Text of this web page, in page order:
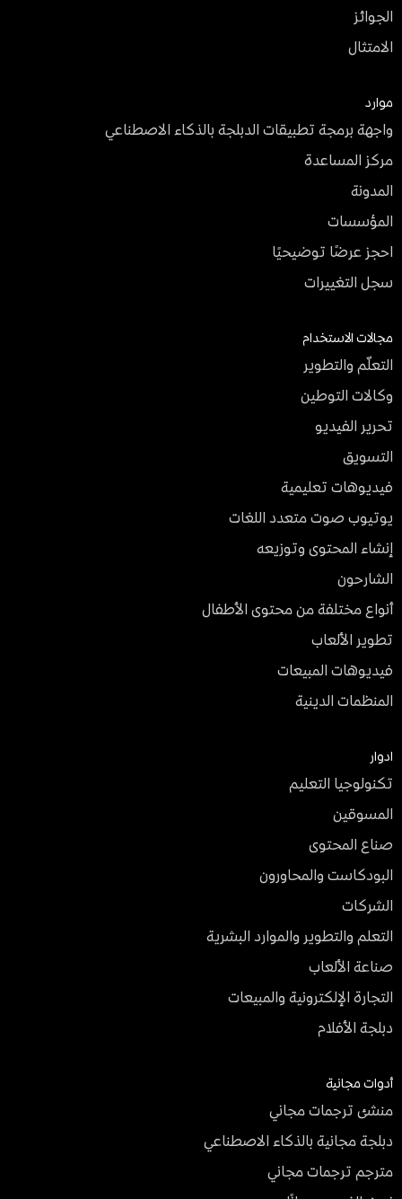
الجوائز
الامتثال
موارد
واجهة برمجة تطبيقات الدبلجة بالذكاء الاصطناعي
مركز المساعدة
المدونة
المؤسسات
احجز عرضًا توضيحيًا
سجل التغييرات
مجالات الاستخدام
التعلّم والتطوير
وكالات التوطين
تحرير الفيديو
التسويق
فيديوهات تعليمية
يوتيوب صوت متعدد اللغات
إنشاء المحتوى وتوزيعه
الشارحون
أنواع مختلفة من محتوى الأطفال
تطوير الألعاب
فيديوهات المبيعات
المنظمات الدينية
ادوار
تكنولوجيا التعليم
المسوقين
صناع المحتوى
البودكاست والمحاورون
الشركات
التعلم والتطوير والموارد البشرية
صناعة الألعاب
التجارة الإلكترونية والمبيعات
دبلجة الأفلام
أدوات مجانية
منشئ ترجمات مجاني
دبلجة مجانية بالذكاء الاصطناعي
مترجم ترجمات مجاني